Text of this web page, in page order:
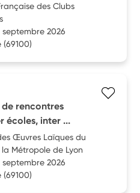
des Clubs
2026
(69100)
rencontres
écoles, inter ...
Œuvres Laïques du
Métropole de Lyon
2026
(69100)